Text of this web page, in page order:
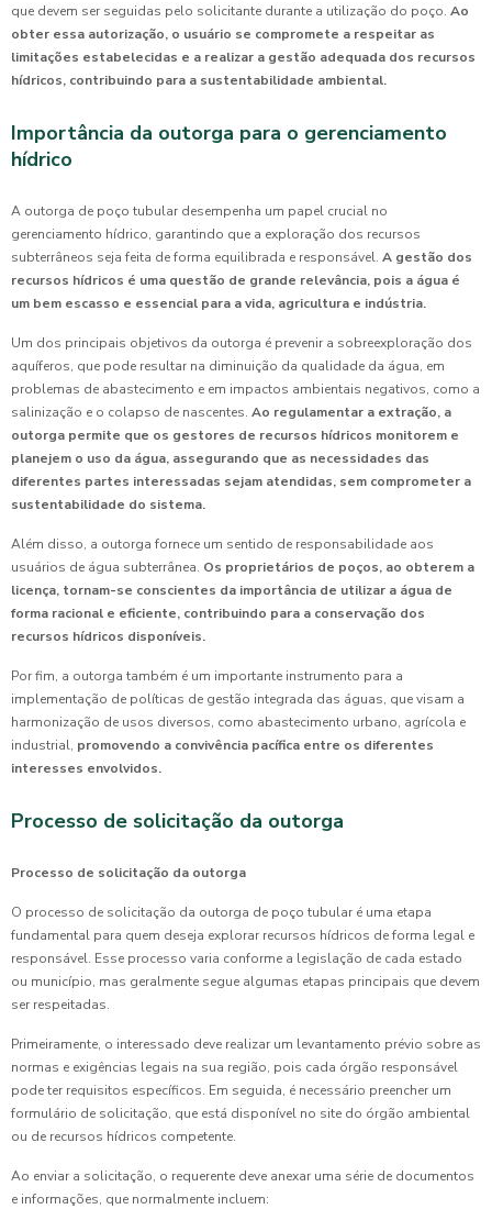
que devem ser seguidas pelo solicitante durante a utilização do poço. Ao
obter essa autorização, o usuário se compromete a respeitar as
limitações estabelecidas e a realizar a gestão adequada dos recursos
hídricos, contribuindo para a sustentabilidade ambiental.
Importância da outorga para o gerenciamento
hídrico
A outorga de poço tubular desempenha um papel crucial no
gerenciamento hídrico, garantindo que a exploração dos recursos
subterrâneos seja feita de forma equilibrada e responsável. A gestão dos
recursos hídricos é uma questão de grande relevância, pois a água é
um bem escasso e essencial para a vida, agricultura e indústria.
Um dos principais objetivos da outorga é prevenir a sobreexploração dos
aquíferos, que pode resultar na diminuição da qualidade da água, em
problemas de abastecimento e em impactos ambientais negativos, como a
salinização e o colapso de nascentes. Ao regulamentar a extração, a
outorga permite que os gestores de recursos hídricos monitorem e
planejem o uso da água, assegurando que as necessidades das
diferentes partes interessadas sejam atendidas, sem comprometer a
sustentabilidade do sistema.
Além disso, a outorga fornece um sentido de responsabilidade aos
usuários de água subterrânea. Os proprietários de poços, ao obterem a
licença, tornam-se conscientes da importância de utilizar a água de
forma racional e eficiente, contribuindo para a conservação dos
recursos hídricos disponíveis.
Por fim, a outorga também é um importante instrumento para a
implementação de políticas de gestão integrada das águas, que visam a
harmonização de usos diversos, como abastecimento urbano, agrícola e
industrial, promovendo a convivência pacífica entre os diferentes
interesses envolvidos.
Processo de solicitação da outorga
Processo de solicitação da outorga
O processo de solicitação da outorga de poço tubular é uma etapa
fundamental para quem deseja explorar recursos hídricos de forma legal e
responsável. Esse processo varia conforme a legislação de cada estado
ou município, mas geralmente segue algumas etapas principais que devem
ser respeitadas.
Primeiramente, o interessado deve realizar um levantamento prévio sobre as
normas e exigências legais na sua região, pois cada órgão responsável
pode ter requisitos específicos. Em seguida, é necessário preencher um
formulário de solicitação, que está disponível no site do órgão ambiental
ou de recursos hídricos competente.
Ao enviar a solicitação, o requerente deve anexar uma série de documentos
e informações, que normalmente incluem: